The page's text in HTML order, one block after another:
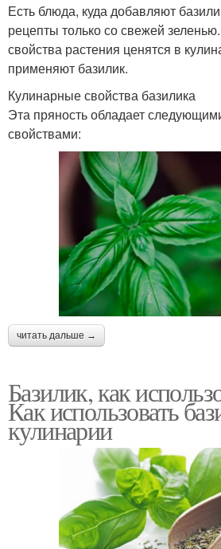
Есть блюда, куда добавляют
рецепты только со свежей
свойства растения ценятся в
применяют базилик.
Кулинарные свойства базилика
Эта пряность обладает
свойствами:
читать дальше →
Базилик, как
Как использовать
кулинарии